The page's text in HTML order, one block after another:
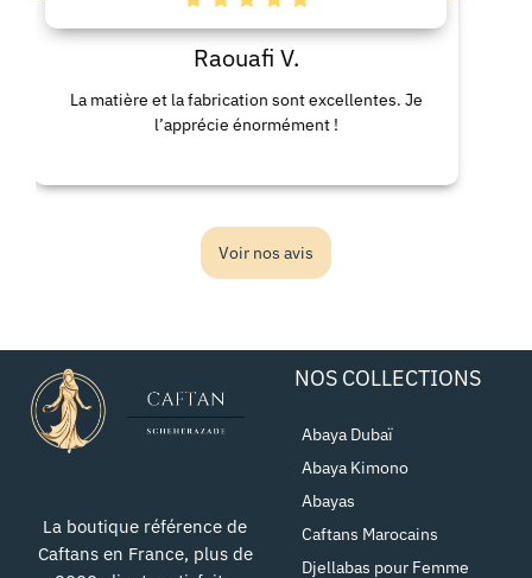
Raouafi V.
matière et la fabrication sont excellentes. Je
l’apprécie énormément !
Voir nos avis
La boutique référence de
Caftans en France, plus de
NOS COLLECTIONS
Abaya Dubaï
Abaya Kimono
Abayas
Caftans Marocains
Djellabas pour Femme